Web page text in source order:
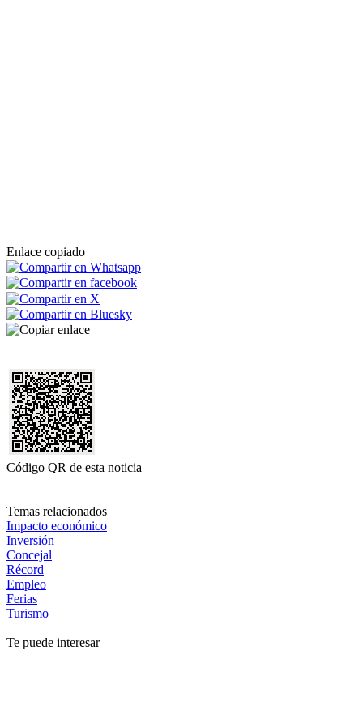
Enlace copiado
Código QR de esta noticia
Temas relacionados
Impacto económico
Inversión
Concejal
Récord
Empleo
Ferias
Turismo
Te puede interesar